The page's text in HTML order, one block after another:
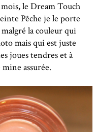
le Dream Touch
Pêche je le porte
la couleur qui
mais qui est juste
joues tendres et à
assurée.